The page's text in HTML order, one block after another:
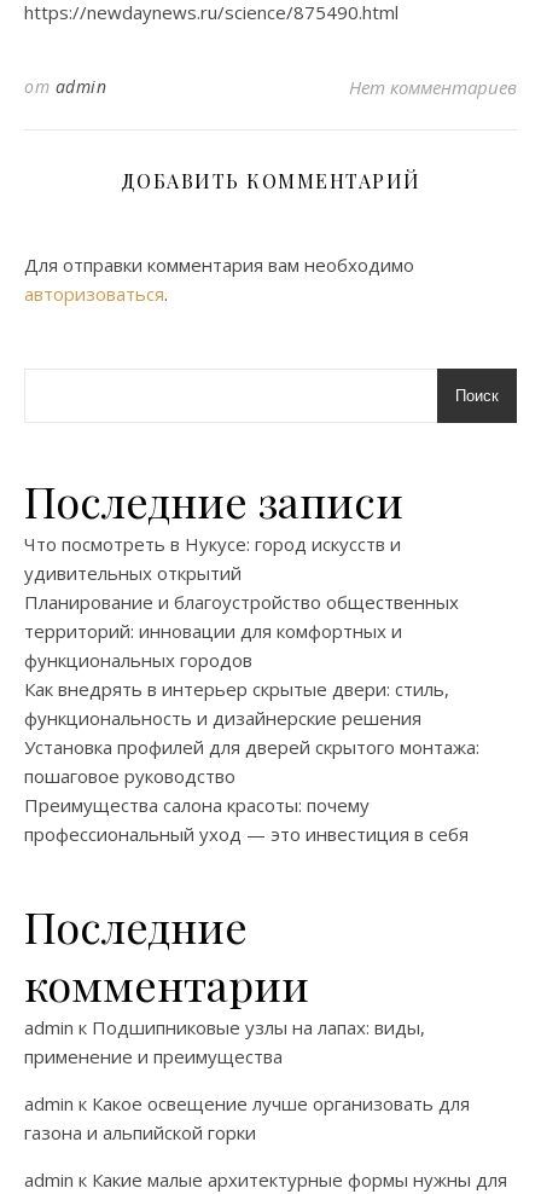
https://newdaynews.ru/science/875490.html
от admin Нет комментариев
ДОБАВИТЬ КОММЕНТАРИЙ
Для отправки комментария вам необходимо
авторизоваться.
Поиск
Последние записи
Что посмотреть в Нукусе: город искусств и
удивительных открытий
Планирование и благоустройство общественных
территорий: инновации для комфортных и
функциональных городов
Как внедрять в интерьер скрытые двери: стиль,
функциональность и дизайнерские решения
Установка профилей для дверей скрытого монтажа:
пошаговое руководство
Преимущества салона красоты: почему
профессиональный уход — это инвестиция в себя
Последние
комментарии
admin к Подшипниковые узлы на лапах: виды,
применение и преимущества
admin к Какое освещение лучше организовать для
газона и альпийской горки
admin к Какие малые архитектурные формы нужны для